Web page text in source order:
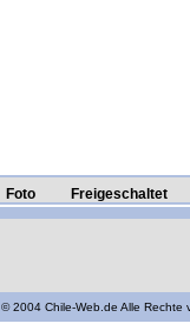
Foto Freigeschaltet
© 2004 Chile-Web.de Alle Rechte